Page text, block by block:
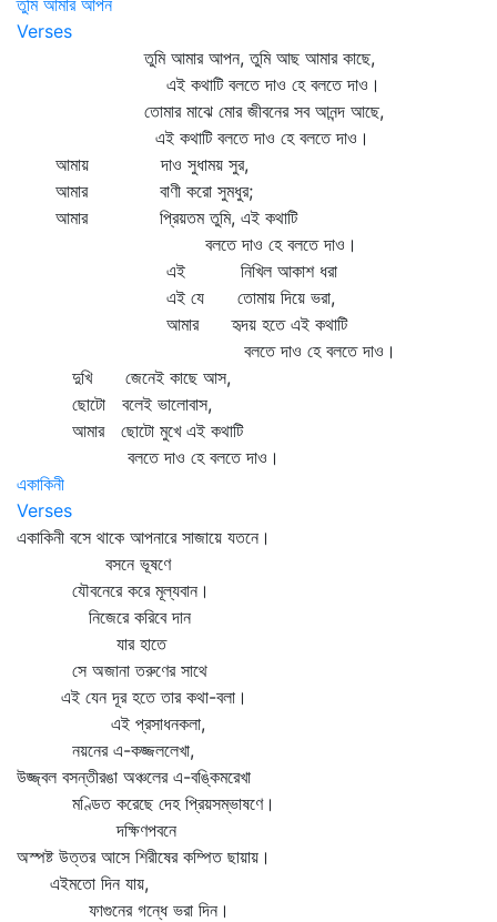
তুমি আমার আপন
Verses
তুমি আমার আপন, তুমি আছ আমার কাছে,
এই কথাটি বলতে দাও হে বলতে দাও।
তোমার মাঝে মোর জীবনের সব আনন্দ আছে,
এই কথাটি বলতে দাও হে বলতে দাও।
আমায় দাও সুধাময় সুর,
আমার বাণী করো সুমধুর;
আমার প্রিয়তম তুমি, এই কথাটি
বলতে দাও হে বলতে দাও।
এই নিখিল আকাশ ধরা
এই যে তোমায় দিয়ে ভরা,
আমার হৃদয় হতে এই কথাটি
বলতে দাও হে বলতে দাও।
দুখি জেনেই কাছে আস,
ছোটো বলেই ভালোবাস,
আমার ছোটো মুখে এই কথাটি
বলতে দাও হে বলতে দাও।
একাকিনী
Verses
একাকিনী বসে থাকে আপনারে সাজায়ে যতনে।
বসনে ভূষণে
যৌবনেরে করে মূল্যবান।
নিজেরে করিবে দান
যার হাতে
সে অজানা তরুণের সাথে
এই যেন দূর হতে তার কথা-বলা।
এই প্রসাধনকলা,
নয়নের এ-কজ্জললেখা,
উজ্জ্বল বসন্তীরঙা অঞ্চলের এ-বঙ্কিমরেখা
মণ্ডিত করেছে দেহ প্রিয়সম্ভাষণে।
দক্ষিণপবনে
অস্পষ্ট উত্তর আসে শিরীষের কম্পিত ছায়ায়।
এইমতো দিন যায়,
ফাগুনের গন্ধে ভরা দিন।